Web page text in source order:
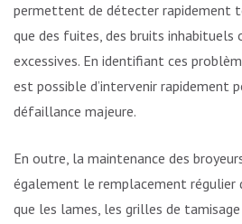
permettent de détecter rapidement
que des fuites, des bruits inhabituels
excessives. En identifiant ces
est possible d’intervenir rapidement
défaillance majeure.
En outre, la maintenance des
également le remplacement régulier
que les lames, les grilles de tamisage